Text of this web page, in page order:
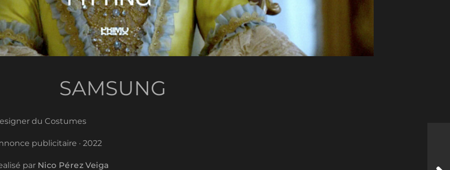
SAMSUNG
du Costumes
publicitaire · 2022
par Nico Pérez Veiga